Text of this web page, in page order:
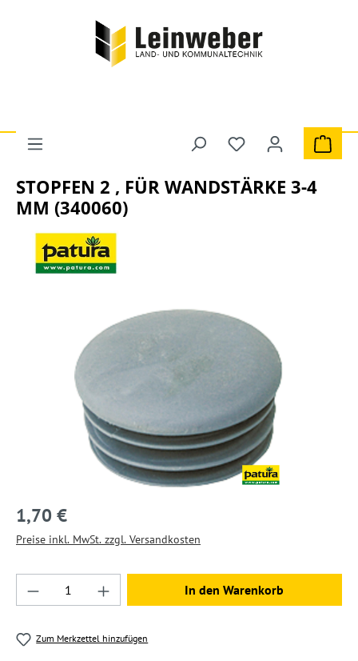
Zum Hauptinhalt springen
Du hast 0 Produkte
Grünland & Tierhaltung Stall- und Weidetechnik
STOPFEN 2 , FÜR WANDSTÄRKE 3-4
MM (340060)
Bildergalerie überspringen
1,70 €
Preise inkl. MwSt. zzgl. Versandkosten
Produkt Anzahl: Gib den gewünschten
In den Warenkorb
Zum Merkzettel hinzufügen